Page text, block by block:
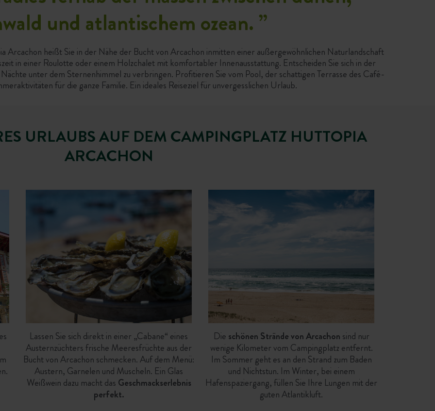
und atlantischem ozean. ”
Arcachon heißt Sie in der Nähe der Bucht von Arcachon inmitten einer außergewöhnlichen Naturlandschaft
in einer Roulotte oder einem Holzchalet mit komfortabler Innenausstattung. Entscheiden Sie sich in der
unter dem Sternenhimmel zu verbringen. Profitieren Sie vom Pool, der schattigen Terrasse des Café-
für die ganze Familie. Ein ideales Reiseziel für unvergesslichen Urlaub.
URLAUBS AUF DEM CAMPINGPLATZ HUTTOPIA
ARCACHON
Lassen Sie sich direkt in einer „Cabane“ eines
Austernzüchters frische Meeresfrüchte aus der
Bucht von Arcachon schmecken. Auf dem Menü:
Austern, Garnelen und Muscheln. Ein Glas
Weißwein dazu macht das Geschmackserlebnis
perfekt.
Die schönen Strände von Arcachon sind nur
wenige Kilometer vom Campingplatz entfernt.
Im Sommer geht es an den Strand zum Baden
und Nichtstun. Im Winter, bei einem
Hafenspaziergang, füllen Sie Ihre Lungen mit der
guten Atlantikluft.